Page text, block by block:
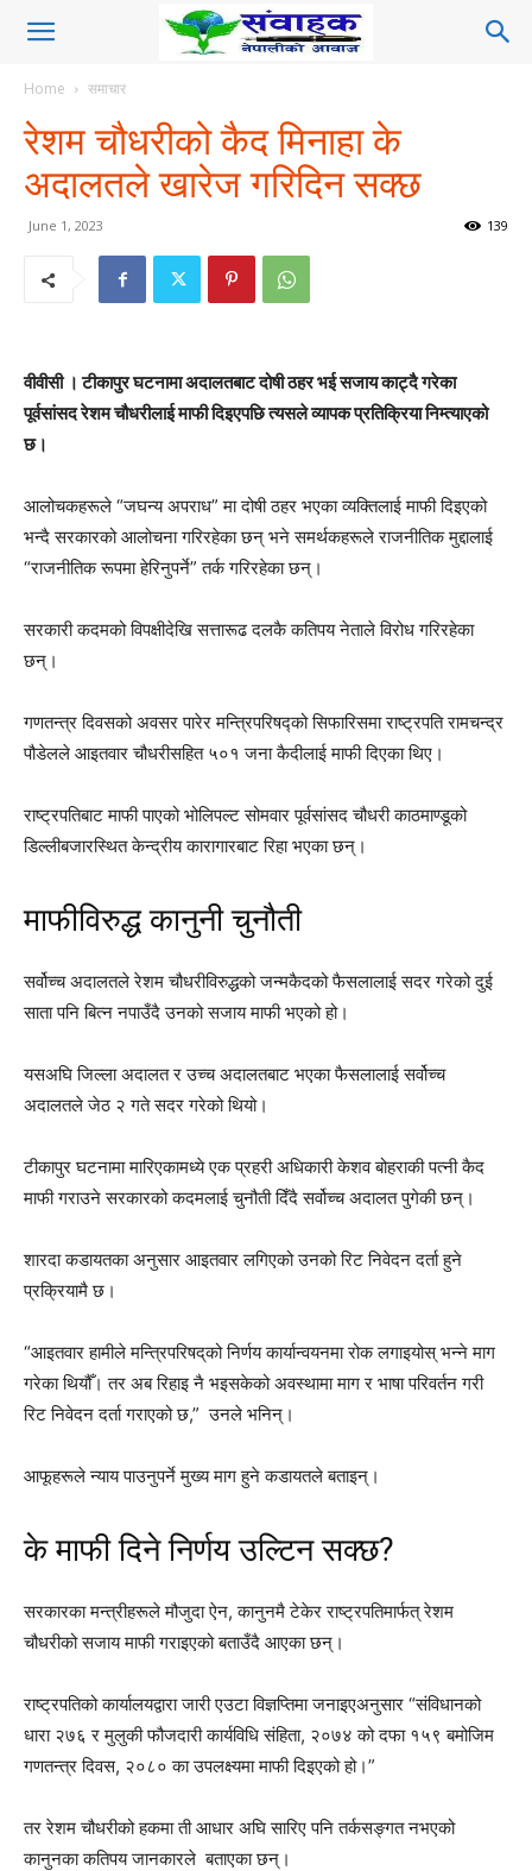
Home समाचार
रेशम चौधरीको कैद मिनाहा के
अदालतले खारेज गरिदिन सक्छ
June 1, 2023 139
वीवीसी । टीकापुर घटनामा अदालतबाट दोषी ठहर भई सजाय काट्दै गरेका
पूर्वसांसद रेशम चौधरीलाई माफी दिइएपछि त्यसले व्यापक प्रतिक्रिया निम्त्याएको
छ।
आलोचकहरूले “जघन्य अपराध” मा दोषी ठहर भएका व्यक्तिलाई माफी दिइएको
भन्दै सरकारको आलोचना गरिरहेका छन् भने समर्थकहरूले राजनीतिक मुद्दालाई
“राजनीतिक रूपमा हेरिनुपर्ने” तर्क गरिरहेका छन्।
सरकारी कदमको विपक्षीदेखि सत्तारूढ दलकै कतिपय नेताले विरोध गरिरहेका
छन्।
गणतन्त्र दिवसको अवसर पारेर मन्त्रिपरिषद्को सिफारिसमा राष्ट्रपति रामचन्द्र
पौडेलले आइतवार चौधरीसहित ५०१ जना कैदीलाई माफी दिएका थिए।
राष्ट्रपतिबाट माफी पाएको भोलिपल्ट सोमवार पूर्वसांसद चौधरी काठमाण्डूको
डिल्लीबजारस्थित केन्द्रीय कारागारबाट रिहा भएका छन्।
माफीविरुद्ध कानुनी चुनौती
सर्वोच्च अदालतले रेशम चौधरीविरुद्धको जन्मकैदको फैसलालाई सदर गरेको दुई
साता पनि बित्न नपाउँदै उनको सजाय माफी भएको हो।
यसअघि जिल्ला अदालत र उच्च अदालतबाट भएका फैसलालाई सर्वोच्च
अदालतले जेठ २ गते सदर गरेको थियो।
टीकापुर घटनामा मारिएकामध्ये एक प्रहरी अधिकारी केशव बोहराकी पत्नी कैद
माफी गराउने सरकारको कदमलाई चुनौती दिँदै सर्वोच्च अदालत पुगेकी छन्।
शारदा कडायतका अनुसार आइतवार लगिएको उनको रिट निवेदन दर्ता हुने
प्रक्रियामै छ।
“आइतवार हामीले मन्त्रिपरिषद्‌को निर्णय कार्यान्वयनमा रोक लगाइयोस् भन्ने माग
गरेका थियौँ। तर अब रिहाइ नै भइसकेको अवस्थामा माग र भाषा परिवर्तन गरी
रिट निवेदन दर्ता गराएको छ,” उनले भनिन्।
आफूहरूले न्याय पाउनुपर्ने मुख्य माग हुने कडायतले बताइन्।
के माफी दिने निर्णय उल्टिन सक्छ?
सरकारका मन्त्रीहरूले मौजुदा ऐन, कानुनमै टेकेर राष्ट्रपतिमार्फत् रेशम
चौधरीको सजाय माफी गराइएको बताउँदै आएका छन्।
राष्ट्रपतिको कार्यालयद्वारा जारी एउटा विज्ञप्तिमा जनाइएअनुसार “संविधानको
धारा २७६ र मुलुकी फौजदारी कार्यविधि संहिता, २०७४ को दफा १५९ बमोजिम
गणतन्त्र दिवस, २०८० का उपलक्ष्यमा माफी दिइएको हो।”
तर रेशम चौधरीको हकमा ती आधार अघि सारिए पनि तर्कसङ्गत नभएको
कानुनका कतिपय जानकारले बताएका छन्।